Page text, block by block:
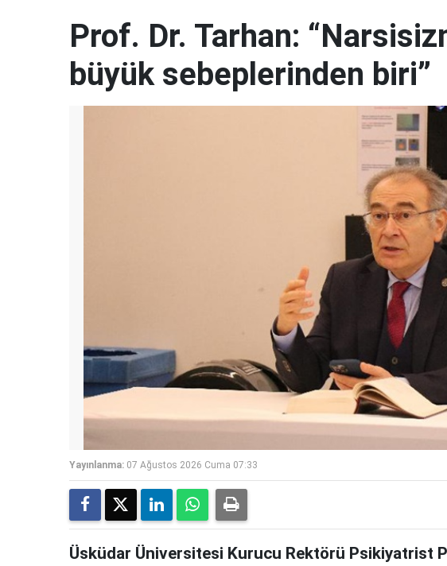
Prof. Dr. Tarhan:
büyük sebeplerinden biri”
Yayınlanma: 07 Ağustos 2026 Cuma 07:33
Üsküdar Üniversitesi Kurucu Rektörü Psikiyatrist